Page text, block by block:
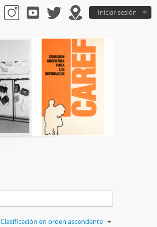
Iniciar sesión
Clasificación en orden ascendente